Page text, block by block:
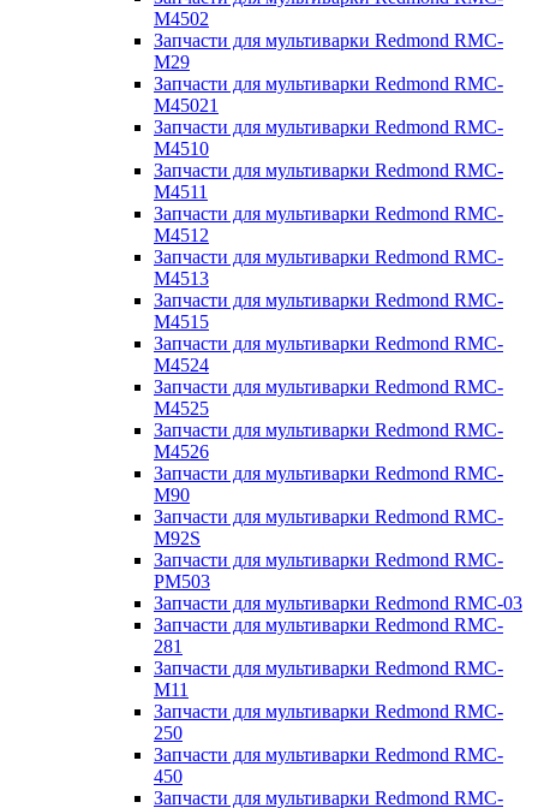
M4502
Запчасти для мультиварки Redmond RMC-
M29
Запчасти для мультиварки Redmond RMC-
M45021
Запчасти для мультиварки Redmond RMC-
M4510
Запчасти для мультиварки Redmond RMC-
M4511
Запчасти для мультиварки Redmond RMC-
M4512
Запчасти для мультиварки Redmond RMC-
M4513
Запчасти для мультиварки Redmond RMC-
M4515
Запчасти для мультиварки Redmond RMC-
M4524
Запчасти для мультиварки Redmond RMC-
M4525
Запчасти для мультиварки Redmond RMC-
M4526
Запчасти для мультиварки Redmond RMC-
M90
Запчасти для мультиварки Redmond RMC-
M92S
Запчасти для мультиварки Redmond RMC-
PM503
Запчасти для мультиварки Redmond RMC-03
Запчасти для мультиварки Redmond RMC-
281
Запчасти для мультиварки Redmond RMC-
M11
Запчасти для мультиварки Redmond RMC-
250
Запчасти для мультиварки Redmond RMC-
450
Запчасти для мультиварки Redmond RMC-